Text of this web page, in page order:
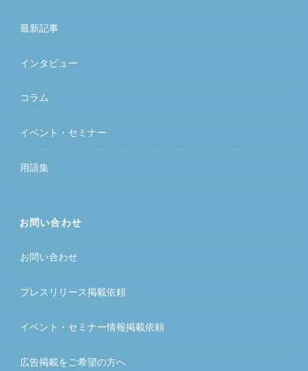
最新記事
インタビュー
コラム
イベント・セミナー
用語集
お問い合わせ
お問い合わせ
プレスリリース掲載依頼
イベント・セミナー情報掲載依頼
広告掲載をご希望の方へ